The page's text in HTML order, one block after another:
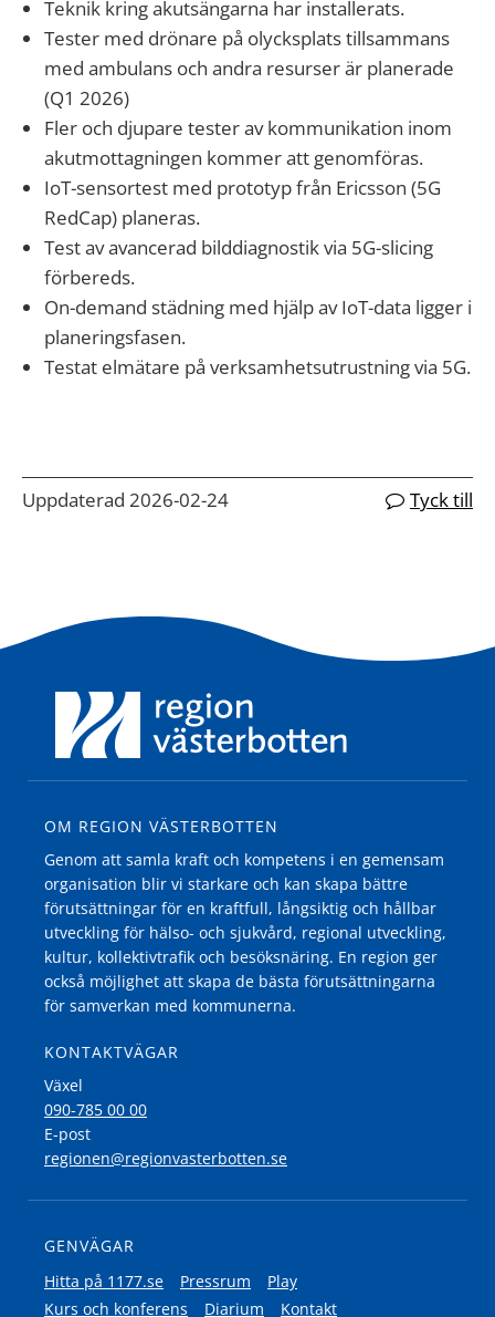
Teknik kring akutsängarna har installerats.
Tester med drönare på olycksplats tillsammans
med ambulans och andra resurser är planerade
(Q1 2026)
Fler och djupare tester av kommunikation inom
akutmottagningen kommer att genomföras.
IoT-sensortest med prototyp från Ericsson (5G
RedCap) planeras.
Test av avancerad bilddiagnostik via 5G-slicing
förbereds.
On-demand städning med hjälp av IoT-data ligger i
planeringsfasen.
Testat elmätare på verksamhetsutrustning via 5G.
Uppdaterad 2026-02-24 Tyck till
OM REGION VÄSTERBOTTEN
Genom att samla kraft och kompetens i en gemensam
organisation blir vi starkare och kan skapa bättre
förutsättningar för en kraftfull, långsiktig och hållbar
utveckling för hälso- och sjukvård, regional utveckling,
kultur, kollektivtrafik och besöksnäring. En region ger
också möjlighet att skapa de bästa förutsättningarna
för samverkan med kommunerna.
KONTAKTVÄGAR
Växel
090-785 00 00
E-post
regionen@regionvasterbotten.se
GENVÄGAR
Hitta på 1177.se
Pressrum
Play
Kurs och konferens
Diarium Kontakt